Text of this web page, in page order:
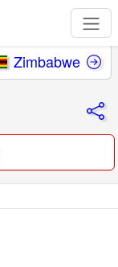
Zimbabwe